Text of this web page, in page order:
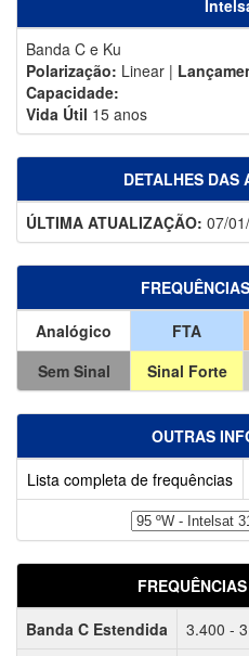
Banda C e Ku
Polarização: Linear |
Capacidade:
Vida Útil 15 anos
DETALHES DAS
ÚLTIMA ATUALIZAÇÃO: 07/
Analógico
FTA
Sem Sinal
Sinal Forte
OUTRAS
Lista completa de frequências
Banda C Estendida
3.400 -